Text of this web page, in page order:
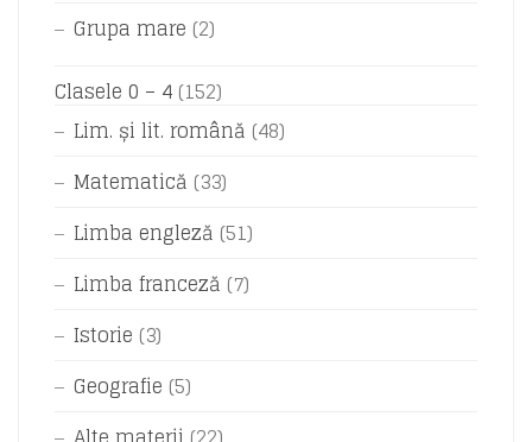
Grupa mare (2)
Clasele 0 – 4 (152)
Lim. și lit. română (48)
Matematică (33)
Limba engleză (51)
Limba franceză (7)
Istorie (3)
Geografie (5)